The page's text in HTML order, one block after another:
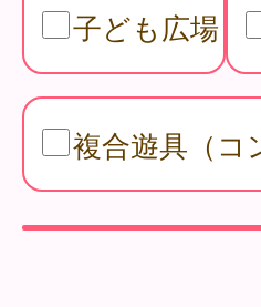
子ども広場
複合遊具（コ